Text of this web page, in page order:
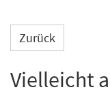
Zurück
Vielleicht